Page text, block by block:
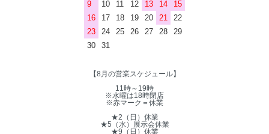
9
10 11 12 13 14
15
16
17 18 19 20 21
22
23
24 25 26 27 28
29
30
31
【8月の営業スケジュール】
11時～19時
※水曜は18時閉店
※赤マーク＝休業
★2（日）休業
★5（水）展示会休業
★9（日）休業